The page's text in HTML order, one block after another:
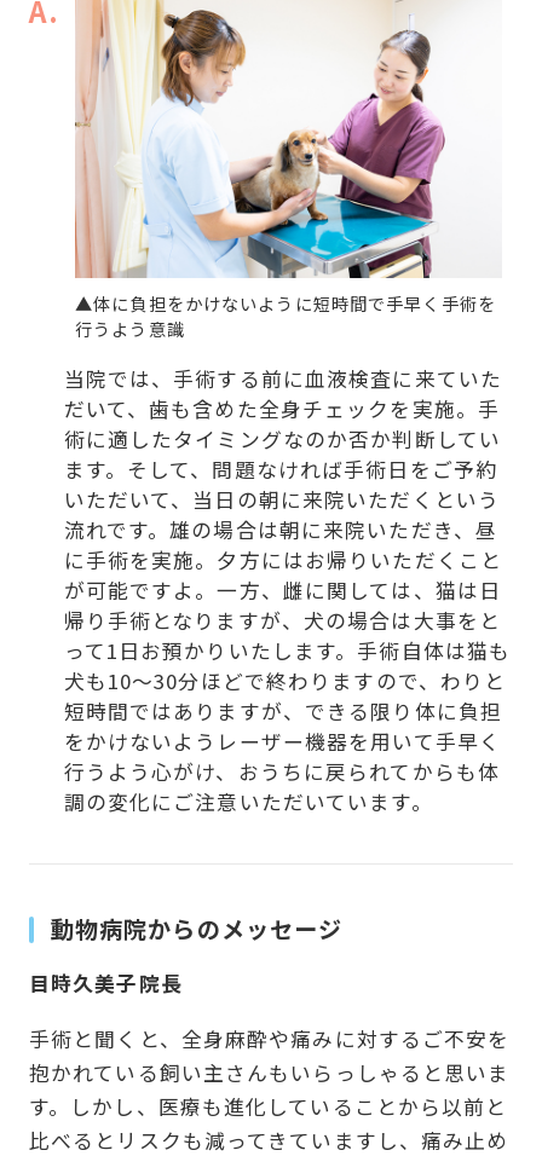
A.
▲体に負担をかけないように短時間で手早く手術を
行うよう意識
当院では、手術する前に血液検査に来ていた
だいて、歯も含めた全身チェックを実施。手
術に適したタイミングなのか否か判断してい
ます。そして、問題なければ手術日をご予約
いただいて、当日の朝に来院いただくという
流れです。雄の場合は朝に来院いただき、昼
に手術を実施。夕方にはお帰りいただくこと
が可能ですよ。一方、雌に関しては、猫は日
帰り手術となりますが、犬の場合は大事をと
って1日お預かりいたします。手術自体は猫も
犬も10～30分ほどで終わりますので、わりと
短時間ではありますが、できる限り体に負担
をかけないようレーザー機器を用いて手早く
行うよう心がけ、おうちに戻られてからも体
調の変化にご注意いただいています。
動物病院からのメッセージ
目時久美子院長
手術と聞くと、全身麻酔や痛みに対するご不安を
抱かれている飼い主さんもいらっしゃると思いま
す。しかし、医療も進化していることから以前と
比べるとリスクも減ってきていますし、痛み止め